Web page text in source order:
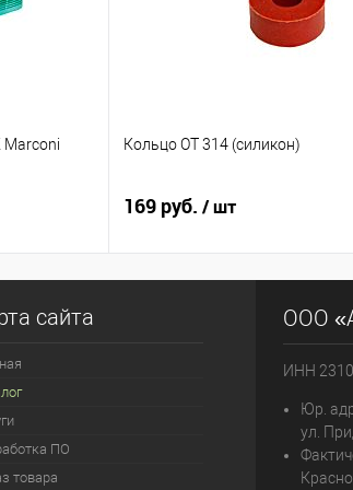
Marconi Кольцо ОТ 314 (силикон)
169 руб. / шт
сайта
ПО
товара
ООО
ИНН
Юр.
ул.